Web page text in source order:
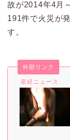
故が2014年4月
191件で火災が
す。
産経ニュース
外部リンク